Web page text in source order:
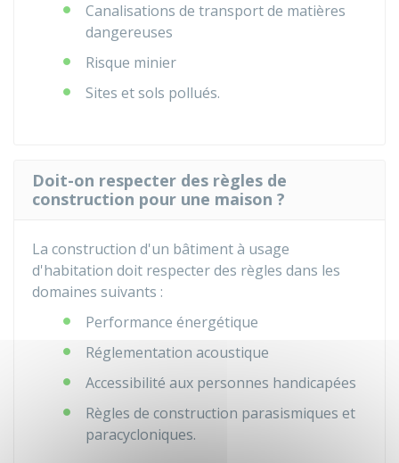
Canalisations de transport de matières
dangereuses
Risque minier
Sites et sols pollués.
Doit-on respecter des règles de
construction pour une maison ?
La construction d'un bâtiment à usage
d'habitation doit respecter des règles dans les
domaines suivants :
Performance énergétique
Réglementation acoustique
Accessibilité aux personnes handicapées
Règles de construction parasismiques et
paracycloniques.